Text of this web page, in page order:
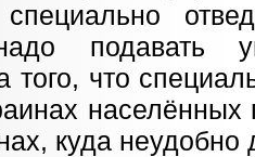
подавать
того, что
населённых
куда неудобно